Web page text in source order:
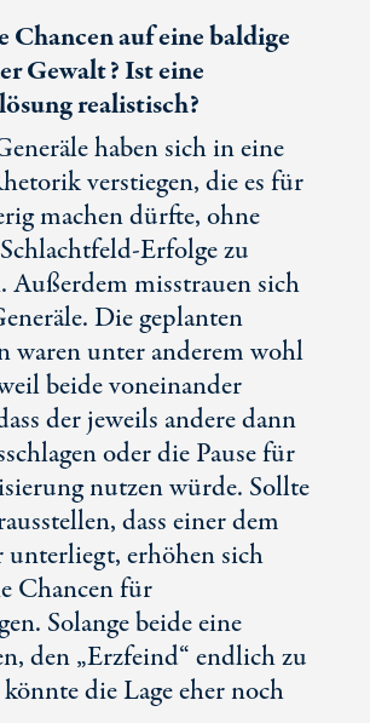
Chancen auf eine baldige
Gewalt? Ist eine
realistisch?
haben sich in eine
verstiegen, die es für
machen dürfte, ohne
Erfolge zu
Außerdem misstrauen sich
Die geplanten
waren unter anderem wohl
beide voneinander
der jeweils andere dann
oder die Pause für
nutzen würde. Sollte
dass einer dem
unterliegt, erhöhen sich
Chancen für
Solange beide eine
den „Erzfeind“ endlich zu
die Lage eher noch